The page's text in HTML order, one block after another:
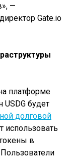
—
Gate.io
платформе
USDG будет
долговой
в
Пользователи